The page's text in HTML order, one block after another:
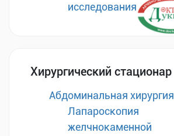
исследования
Хирургический стационар
Абдоминальная хирургия
Лапароскопия
желчнокаменной